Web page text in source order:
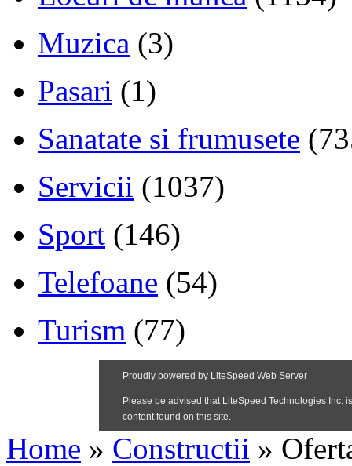
Muzica (3)
Pasari (1)
Sanatate si frumusete
Servicii (1037)
Sport (146)
Telefoane (54)
Turism (77)
Home » Constructii »